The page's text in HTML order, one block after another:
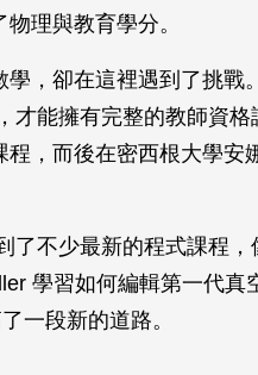
理與教育學分。
，卻在這裡遇到了挑戰
才能擁有完整的教師資
，而後在密西根大學安
了不少最新的程式課程
學習如何編輯第一代真
一段新的道路。